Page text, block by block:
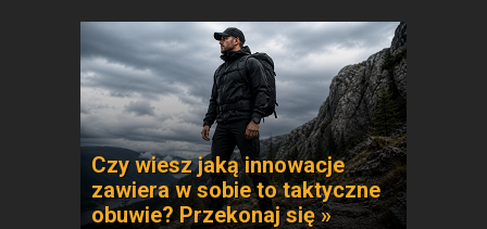
Czy wiesz jaką innowacje
zawiera w sobie to taktyczne
obuwie? Przekonaj się »